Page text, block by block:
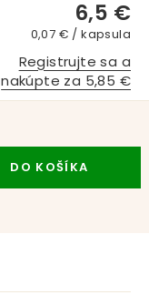
Registrujte sa a
nakúpte za 5,85 €
6,5 €
0,07 € / kapsula
DO KOŠÍKA